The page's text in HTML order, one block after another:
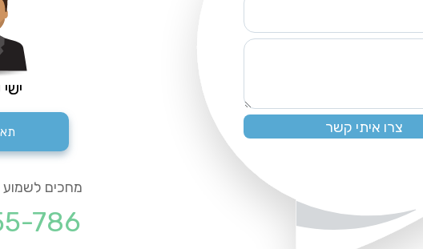
מחכים
786